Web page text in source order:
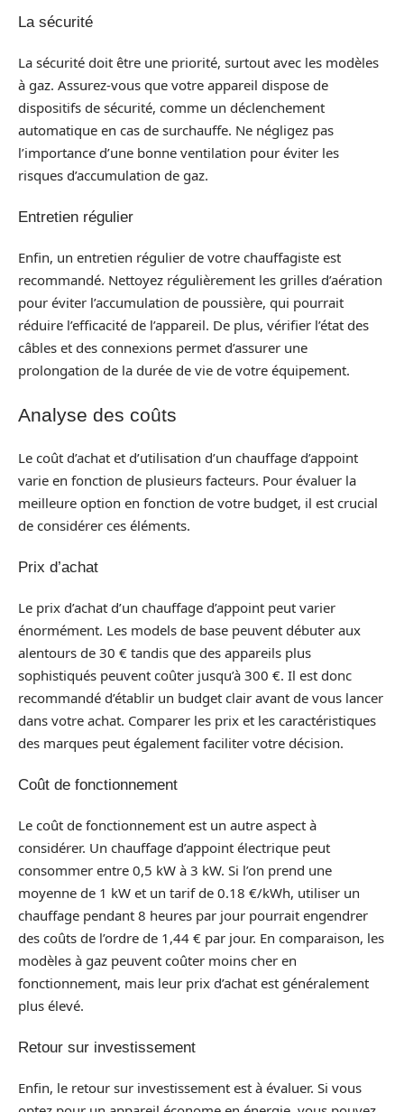
La sécurité
La sécurité doit être une priorité, surtout avec les modèles
à gaz. Assurez-vous que votre appareil dispose de
dispositifs de sécurité, comme un déclenchement
automatique en cas de surchauffe. Ne négligez pas
l’importance d’une bonne ventilation pour éviter les
risques d’accumulation de gaz.
Entretien régulier
Enfin, un entretien régulier de votre chauffagiste est
recommandé. Nettoyez régulièrement les grilles d’aération
pour éviter l’accumulation de poussière, qui pourrait
réduire l’efficacité de l’appareil. De plus, vérifier l’état des
câbles et des connexions permet d’assurer une
prolongation de la durée de vie de votre équipement.
Analyse des coûts
Le coût d’achat et d’utilisation d’un chauffage d’appoint
varie en fonction de plusieurs facteurs. Pour évaluer la
meilleure option en fonction de votre budget, il est crucial
de considérer ces éléments.
Prix d’achat
Le prix d’achat d’un chauffage d’appoint peut varier
énormément. Les models de base peuvent débuter aux
alentours de 30 € tandis que des appareils plus
sophistiqués peuvent coûter jusqu’à 300 €. Il est donc
recommandé d’établir un budget clair avant de vous lancer
dans votre achat. Comparer les prix et les caractéristiques
des marques peut également faciliter votre décision.
Coût de fonctionnement
Le coût de fonctionnement est un autre aspect à
considérer. Un chauffage d’appoint électrique peut
consommer entre 0,5 kW à 3 kW. Si l’on prend une
moyenne de 1 kW et un tarif de 0.18 €/kWh, utiliser un
chauffage pendant 8 heures par jour pourrait engendrer
des coûts de l’ordre de 1,44 € par jour. En comparaison, les
modèles à gaz peuvent coûter moins cher en
fonctionnement, mais leur prix d’achat est généralement
plus élevé.
Retour sur investissement
Enfin, le retour sur investissement est à évaluer. Si vous